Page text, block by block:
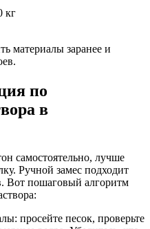
кг
материалы заранее и
по
в
самостоятельно, лучше
Ручной замес подходит
Вот пошаговый алгоритм
просейте песок, проверьте